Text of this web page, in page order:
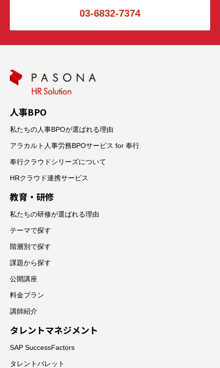
03-6832-7374
人事BPO
私たちの人事BPOが選ばれる理由
アラカルト人事労務BPOサービス for 奉行
奉行クラウドシリーズについて
HRクラウド連携サービス
教育・研修
私たちの研修が選ばれる理由
テーマで探す
階層別で探す
課題から探す
公開講座
料金プラン
講師紹介
タレントマネジメント
SAP SuccessFactors
タレントパレット